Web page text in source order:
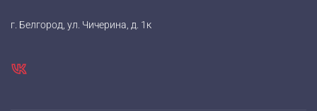
г. Белгород, ул. Чичерина, д. 1к